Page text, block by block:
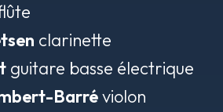
clarinette
guitare basse électrique
Barréviolon